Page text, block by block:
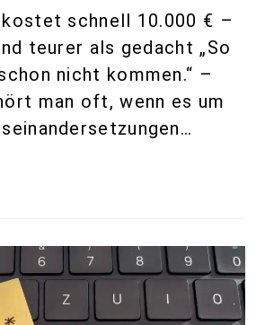
schnell 10.000 € –
teurer als gedacht „So
nicht kommen.“ –
man oft, wenn es um